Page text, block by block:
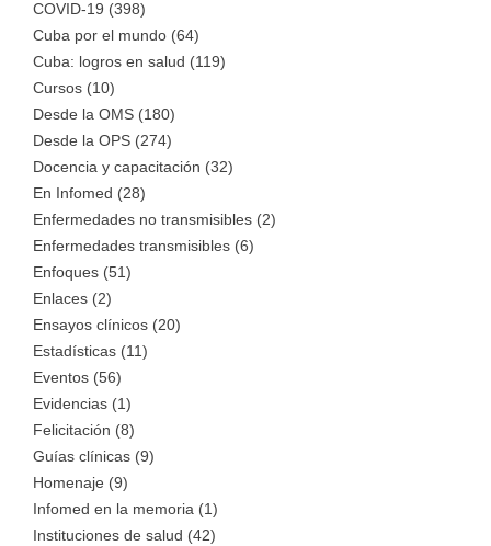
COVID-19 (398)
Cuba por el mundo (64)
Cuba: logros en salud (119)
Cursos (10)
Desde la OMS (180)
Desde la OPS (274)
Docencia y capacitación (32)
En Infomed (28)
Enfermedades no transmisibles (2)
Enfermedades transmisibles (6)
Enfoques (51)
Enlaces (2)
Ensayos clínicos (20)
Estadísticas (11)
Eventos (56)
Evidencias (1)
Felicitación (8)
Guías clínicas (9)
Homenaje (9)
Infomed en la memoria (1)
Instituciones de salud (42)